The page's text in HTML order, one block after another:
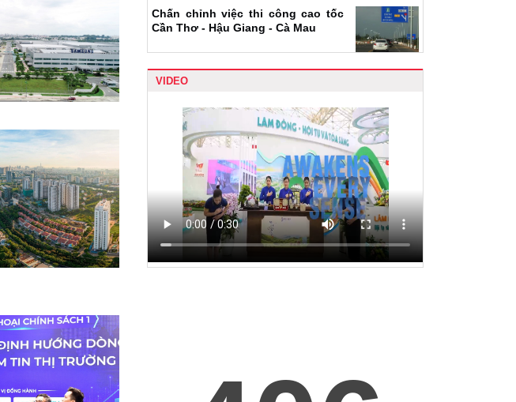
Chấn chỉnh việc thi công cao tốc
Cần Thơ - Hậu Giang - Cà Mau
VIDEO